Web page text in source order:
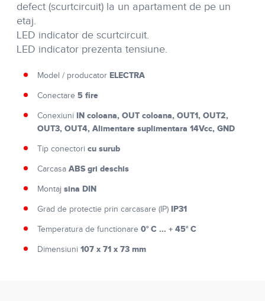
defect (scurtcircuit) la un apartament de pe un
etaj.
LED indicator de scurtcircuit.
LED indicator prezenta tensiune.
Model / producator ELECTRA
Conectare 5 fire
Conexiuni IN coloana, OUT coloana, OUT1, OUT2,
OUT3, OUT4, Alimentare suplimentara 14Vcc, GND
Tip conectori cu surub
Carcasa ABS gri deschis
Montaj sina DIN
Grad de protectie prin carcasare (IP) IP31
Temperatura de functionare 0° C ... + 45° C
Dimensiuni 107 x 71 x 73 mm